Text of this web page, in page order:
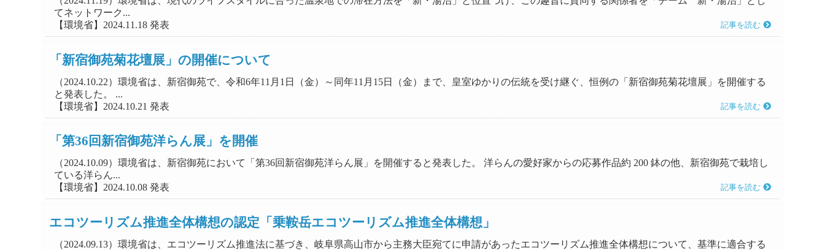
てネットワーク...
【環境省】2024.11.18 発表
記事を読む
「新宿御苑菊花壇展」の開催について
（2024.10.22）環境省は、新宿御苑で、令和6年11月1日（金）～同年11月15日（金）まで、皇室ゆかりの伝統を受け継ぐ、恒例の「新宿御苑菊花壇展」を開催する
と発表した。 ...
【環境省】2024.10.21 発表
記事を読む
「第36回新宿御苑洋らん展」を開催
（2024.10.09）環境省は、新宿御苑において「第36回新宿御苑洋らん展」を開催すると発表した。 洋らんの愛好家からの応募作品約 200 鉢の他、新宿御苑で栽培し
ている洋らん...
【環境省】2024.10.08 発表
記事を読む
エコツーリズム推進全体構想の認定「乗鞍岳エコツーリズム推進全体構想」
（2024.09.13）環境省は、エコツーリズム推進法に基づき、岐阜県高山市から主務大臣宛てに申請があったエコツーリズム推進全体構想について、基準に適合する